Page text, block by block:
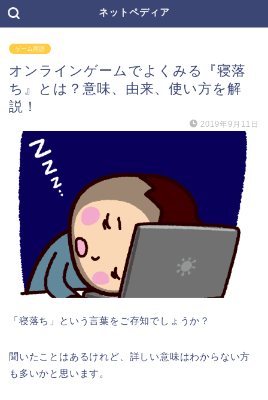
ネットペディア
ゲーム用語
オンラインゲームでよくみる『寝落
ち』とは？意味、由来、使い方を解
説！
2019年9月11日
「寝落ち」という言葉をご存知でしょうか？
聞いたことはあるけれど、詳しい意味はわからない方
も多いかと思います。